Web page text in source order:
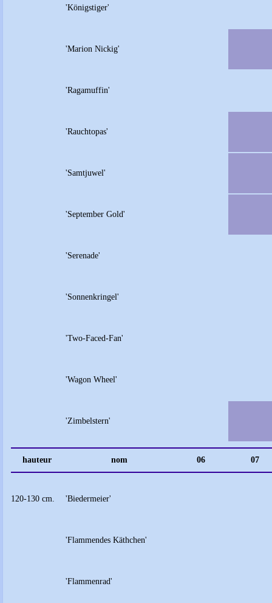
'Königstiger'
'Marion Nickig'
'Ragamuffin'
'Rauchtopas'
'Samtjuwel'
'September Gold'
'Serenade'
'Sonnenkringel'
'Two-Faced-Fan'
'Wagon Wheel'
'Zimbelstern'
hauteur nom 06 07
120-130 cm. 'Biedermeier'
'Flammendes Käthchen'
'Flammenrad'